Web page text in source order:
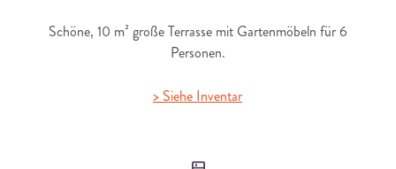
Schöne, 10 m² große Terrasse mit Gartenmöbeln für 6
Personen.
> Siehe Inventar